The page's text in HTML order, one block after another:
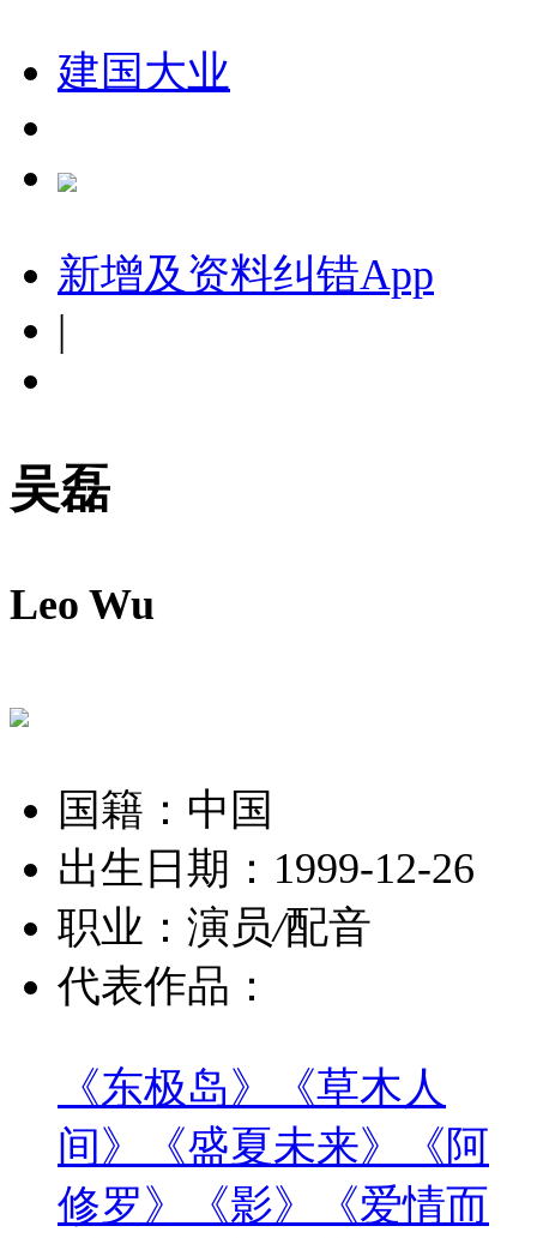
建国大业
新增及资料纠错App
|
吴磊
Leo Wu
国籍：中国
出生日期：1999-12-26
职业：演员/配音
代表作品：
《东极岛》
《草木人
间》
《盛夏未来》
《阿
修罗》
《影》
《爱情而